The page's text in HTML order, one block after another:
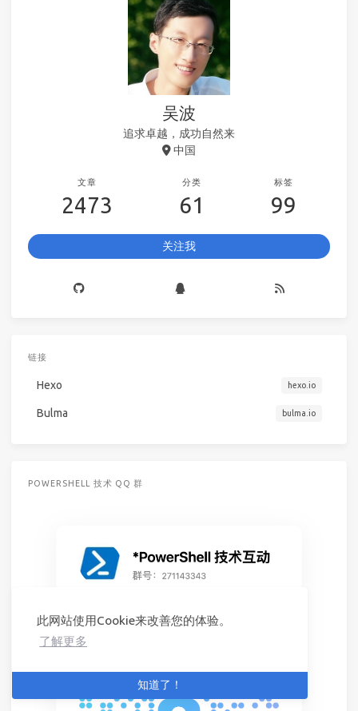
此网站使用Cookie来改善您的体验。
了解更多
知道了！
吴波
追求卓越，成功自然来
中国
文章
2473
分类
61
标签
99
关注我
链接
Hexo hexo.io
Bulma bulma.io
POWERSHELL 技术 QQ 群